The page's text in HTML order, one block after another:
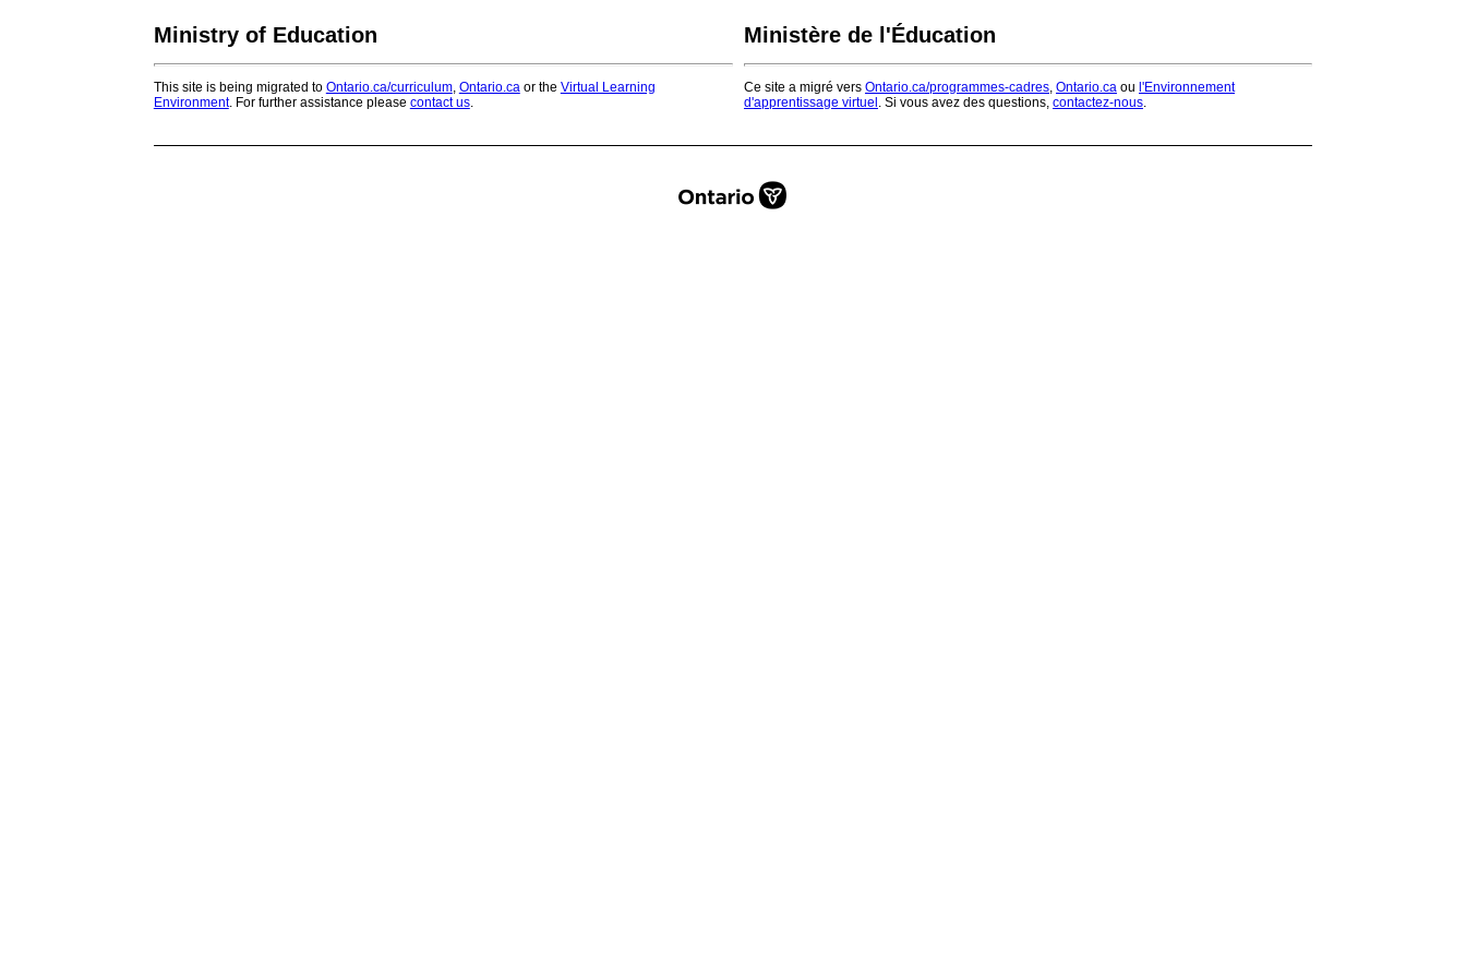
Ministry of Education
This site is being migrated to Ontario.ca/curriculum, Ontario.ca or the Virtual Learning
Environment. For further assistance please contact us.
Ministère de l'Éducation
Ce site a migré vers Ontario.ca/programmes-cadres, Ontario.ca ou l'Environnement
d'apprentissage virtuel . Si vous avez des questions, contactez-nous.